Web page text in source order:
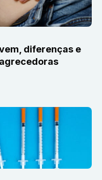
diferenças e